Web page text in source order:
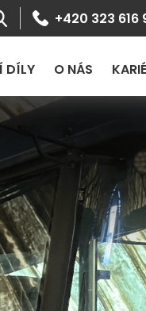
DÍLY O NÁS
+420 323 616